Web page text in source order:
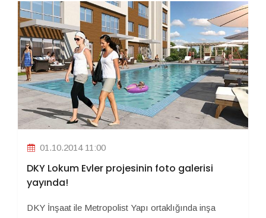
01.10.2014 11:00
DKY Lokum Evler projesinin foto galerisi
yayında!
DKY İnşaat ile Metropolist Yapı ortaklığında inşa